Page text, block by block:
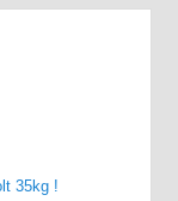
35kg !